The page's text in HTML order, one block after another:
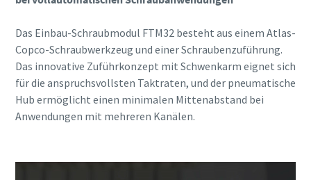
Das Einbau-Schraubmodul FTM32 besteht aus einem Atlas-
Copco-Schraubwerkzeug und einer Schraubenzuführung.
Das innovative Zuführkonzept mit Schwenkarm eignet sich
für die anspruchsvollsten Taktraten, und der pneumatische
Hub ermöglicht einen minimalen Mittenabstand bei
Anwendungen mit mehreren Kanälen.